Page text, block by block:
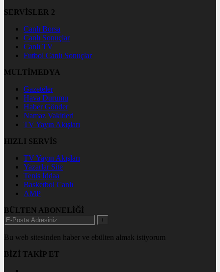
SERVİSLER 2
Canlı Borsa
Canlı Sonuçlar
Canlı TV
Futbol Canlı Sonuçlar
MULTİMEDYA
Gazeteler
Hava Durumu
Haber Gönder
Namaz Vakitleri
TV Yayın Akışları
HIZLI SERVİS
TV Yayın Akışları
Yazarlar Site
Tenis İddaa
Basketbol Canlı
AMP
BÜLTEN ABONELİĞİ
+
Bu web sitesinden haber ve ebülten almak istiyorum
BİZİ TAKİP ET